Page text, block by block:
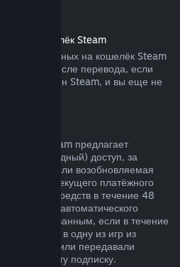
на кошелёк Steam
переведённых на кошелёк Steam
дней после перевода, если
магазин Steam, и вы еще не
и услуг Steam предлагает
или ежегодный) доступ, за
плата. Если возобновляемая
в течение текущего платёжного
возврат средств в течение 48
с момента автоматического
использованным, если в течение
вы играли в одну из игр из
изменяли или передавали
в эту подписку.